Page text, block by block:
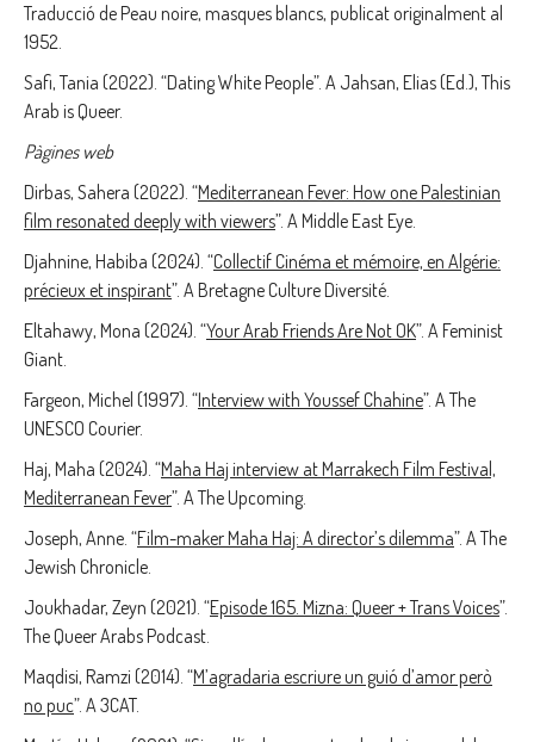
Traducció de Peau noire, masques blancs, publicat originalment al
1952.
Safi, Tania (2022). “Dating White People”. A Jahsan, Elias (Ed.), This
Arab is Queer.
Pàgines web
Dirbas, Sahera (2022). “Mediterranean Fever: How one Palestinian
film resonated deeply with viewers”. A Middle East Eye.
Djahnine, Habiba (2024). “Collectif Cinéma et mémoire, en Algérie:
précieux et inspirant”. A Bretagne Culture Diversité.
Eltahawy, Mona (2024). “Your Arab Friends Are Not OK”. A Feminist
Giant.
Fargeon, Michel (1997). “Interview with Youssef Chahine”. A The
UNESCO Courier.
Haj, Maha (2024). “Maha Haj interview at Marrakech Film Festival,
Mediterranean Fever”. A The Upcoming.
Joseph, Anne. “Film-maker Maha Haj: A director’s dilemma”. A The
Jewish Chronicle.
Joukhadar, Zeyn (2021). “Episode 165. Mizna: Queer + Trans Voices”.
The Queer Arabs Podcast.
Maqdisi, Ramzi (2014). “M’agradaria escriure un guió d’amor però
no puc”. A 3CAT.